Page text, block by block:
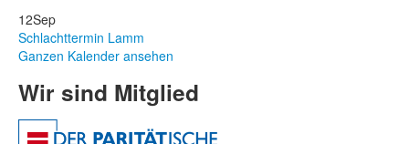
12Sep
Schlachttermin Lamm
Ganzen Kalender ansehen
Wir sind Mitglied